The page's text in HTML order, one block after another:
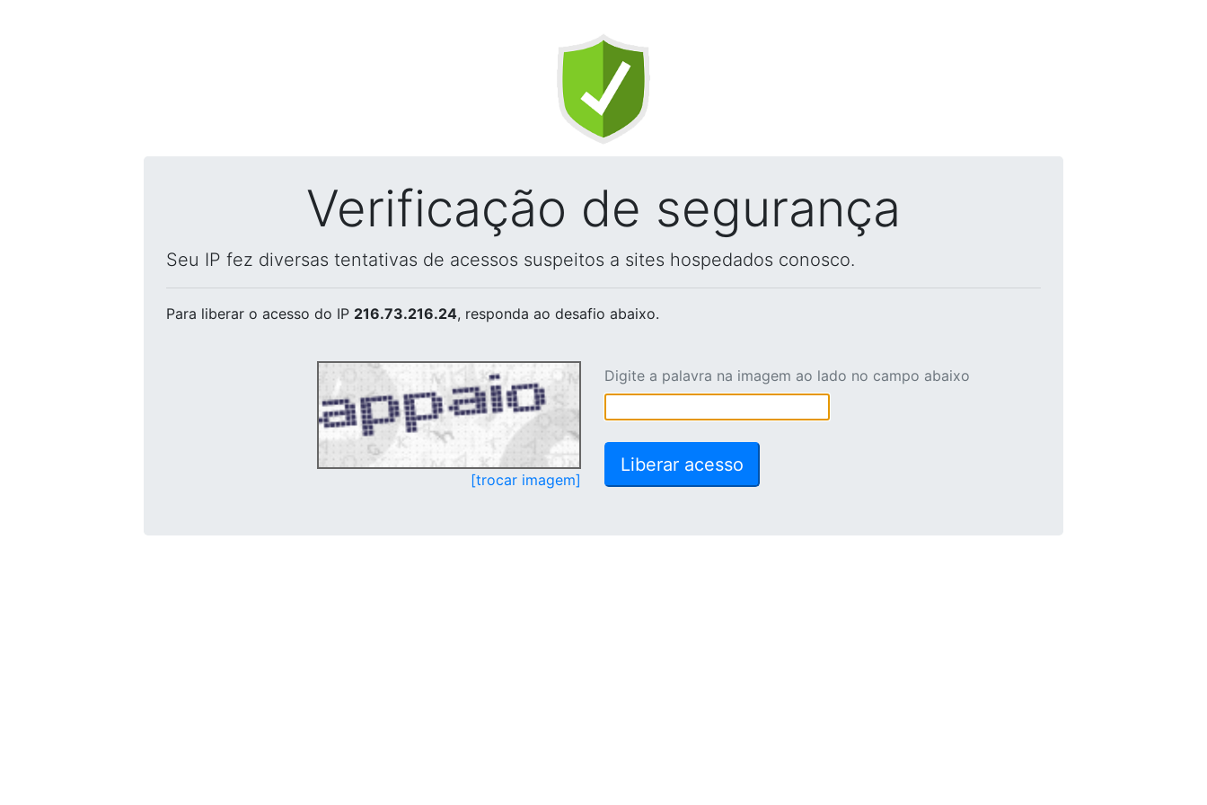
Verificação de segurança
Seu IP fez diversas tentativas de acessos suspeitos a sites hospedados conosco.
Para liberar o acesso do IP 216.73.216.24, responda ao desafio abaixo.
[trocar imagem]
Digite a palavra na imagem ao lado no campo abaixo